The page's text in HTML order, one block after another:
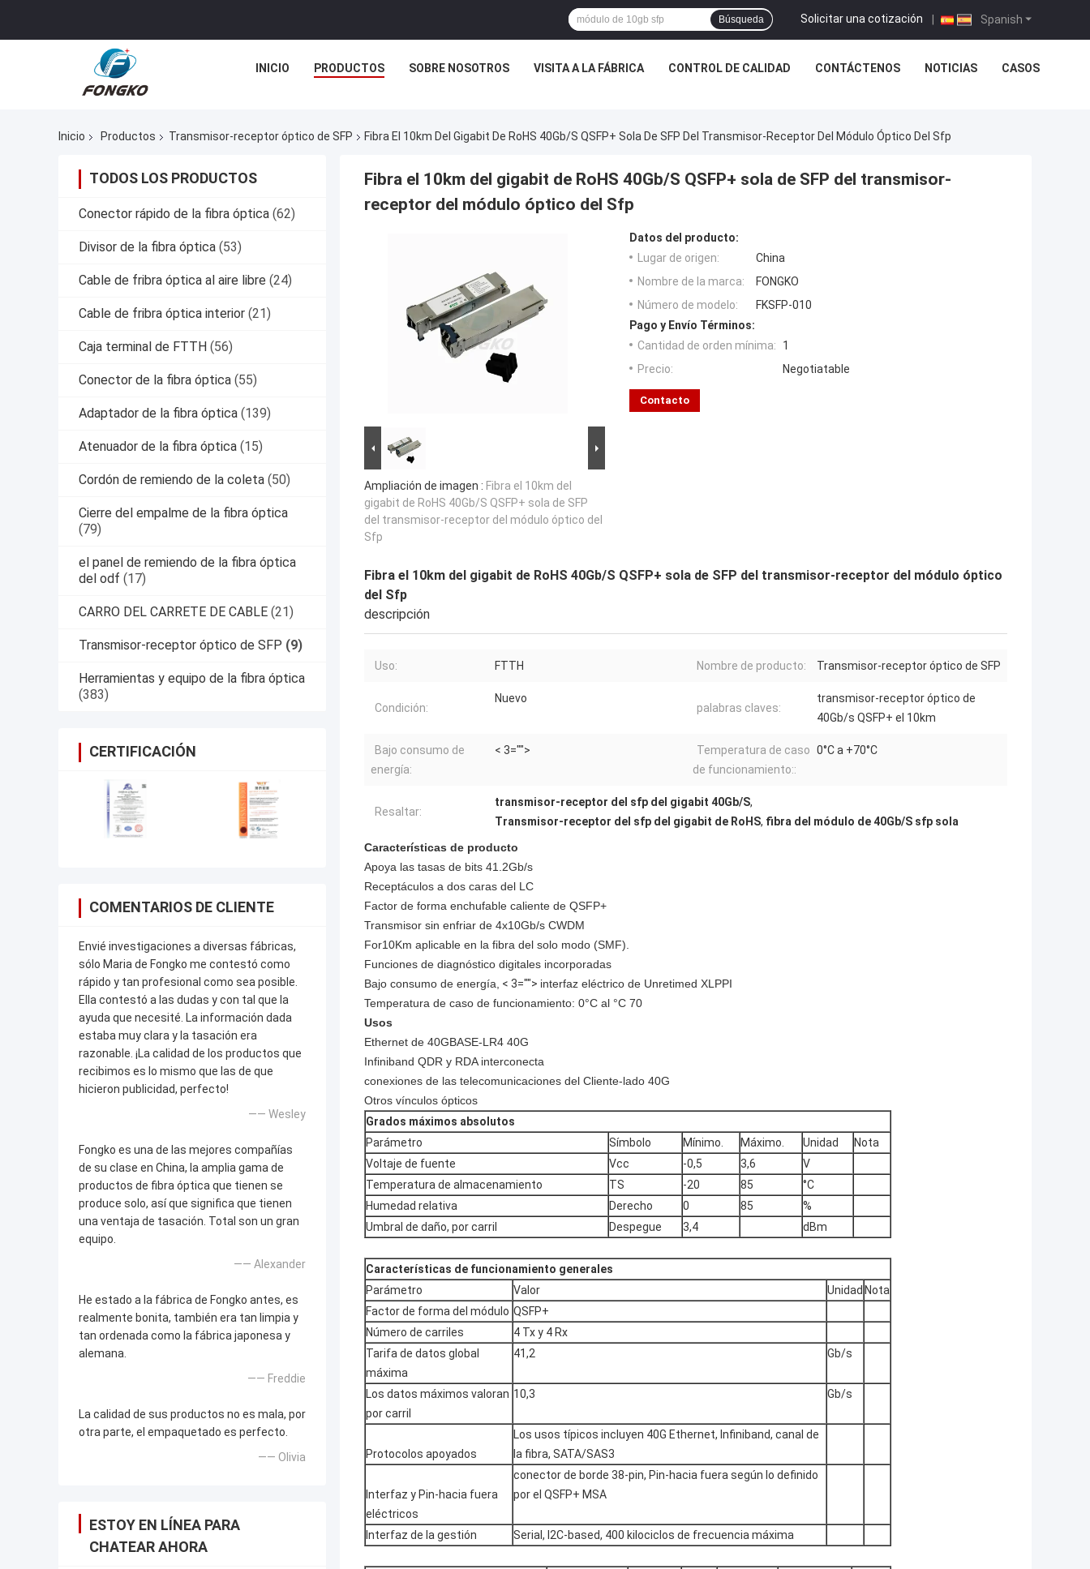
Spanish
Solicitar una cotización |
Búsqueda
INICIO PRODUCTOS SOBRE NOSOTROS VISITA A LA FÁBRICA CONTROL DE CALIDAD CONTÁCTENOS NOTICIAS CASOS
Inicio Productos Transmisor-receptor óptico de SFP Fibra El 10km Del Gigabit De RoHS 40Gb/S QSFP+ Sola De SFP Del Transmisor-Receptor Del Módulo Óptico Del Sfp
TODOS LOS PRODUCTOS
Conector rápido de la fibra óptica (62)
Divisor de la fibra óptica (53)
Cable de fribra óptica al aire libre (24)
Cable de fribra óptica interior (21)
Caja terminal de FTTH (56)
Conector de la fibra óptica (55)
Adaptador de la fibra óptica (139)
Atenuador de la fibra óptica (15)
Cordón de remiendo de la coleta (50)
Cierre del empalme de la fibra óptica
(79)
el panel de remiendo de la fibra óptica
del odf (17)
CARRO DEL CARRETE DE CABLE (21)
Transmisor-receptor óptico de SFP (9)
Herramientas y equipo de la fibra óptica
(383)
CERTIFICACIÓN
COMENTARIOS DE CLIENTE
Envié investigaciones a diversas fábricas,
sólo Maria de Fongko me contestó como
rápido y tan profesional como sea posible.
Ella contestó a las dudas y con tal que la
ayuda que necesité. La información dada
estaba muy clara y la tasación era
razonable. ¡La calidad de los productos que
recibimos es lo mismo que las de que
hicieron publicidad, perfecto!
—— Wesley
Fongko es una de las mejores compañías
de su clase en China, la amplia gama de
productos de fibra óptica que tienen se
produce solo, así que significa que tienen
una ventaja de tasación. Total son un gran
equipo.
—— Alexander
He estado a la fábrica de Fongko antes, es
realmente bonita, también era tan limpia y
tan ordenada como la fábrica japonesa y
alemana.
—— Freddie
La calidad de sus productos no es mala, por
otra parte, el empaquetado es perfecto.
—— Olivia
ESTOY EN LÍNEA PARA
CHATEAR AHORA
Fibra el 10km del gigabit de RoHS 40Gb/S QSFP+ sola de SFP del transmisor-
receptor del módulo óptico del Sfp
Ampliación de imagen : Fibra el 10km del
gigabit de RoHS 40Gb/S QSFP+ sola de SFP
del transmisor-receptor del módulo óptico del
Sfp
Datos del producto:
Lugar de origen:
China
Nombre de la marca:
FONGKO
Número de modelo:
FKSFP-010
Pago y Envío Términos:
Cantidad de orden mínima:
1
Precio:
Negotiatable
Contacto
Fibra el 10km del gigabit de RoHS 40Gb/S QSFP+ sola de SFP del transmisor-receptor del módulo óptico
del Sfp
descripción
Uso: FTTH Nombre de producto: Transmisor-receptor óptico de SFP
Condición:
Nuevo
palabras claves:
transmisor-receptor óptico de
40Gb/s QSFP+ el 10km
Bajo consumo de
energía:
< 3="">
Temperatura de caso
de funcionamiento::
0°C a +70°C
Resaltar:
transmisor-receptor del sfp del gigabit 40Gb/S,
Transmisor-receptor del sfp del gigabit de RoHS, fibra del módulo de 40Gb/S sfp sola
Características de producto
Apoya las tasas de bits 41.2Gb/s
Receptáculos a dos caras del LC
Factor de forma enchufable caliente de QSFP+
Transmisor sin enfriar de 4x10Gb/s CWDM
For10Km aplicable en la fibra del solo modo (SMF).
Funciones de diagnóstico digitales incorporadas
Bajo consumo de energía, < 3=""> interfaz eléctrico de Unretimed XLPPI
Temperatura de caso de funcionamiento: 0°C al °C 70
Usos
Ethernet de 40GBASE-LR4 40G
Infiniband QDR y RDA interconecta
conexiones de las telecomunicaciones del Cliente-lado 40G
Otros vínculos ópticos
Grados máximos absolutos
Parámetro
Símbolo Mínimo. Máximo. Unidad
Nota
Voltaje de fuente
Vcc -0,5 3,6
V
Temperatura de almacenamiento
TS -20 85
°C
Humedad relativa
Derecho 0 85
%
Umbral de daño, por carril
Despegue 3,4 dBm
Características de funcionamiento generales
Parámetro
Valor Unidad Nota
Factor de forma del módulo QSFP+
Número de carriles
4 Tx y 4 Rx
Tarifa de datos global
máxima
41,2 Gb/s
Los datos máximos valoran
por carril
10,3 Gb/s
Protocolos apoyados
Los usos típicos incluyen 40G Ethernet, Infiniband, canal de
la fibra, SATA/SAS3
Interfaz y Pin-hacia fuera
eléctricos
conector de borde 38-pin, Pin-hacia fuera según lo definido
por el QSFP+ MSA
Interfaz de la gestión Serial, I2C-based, 400 kilociclos de frecuencia máxima